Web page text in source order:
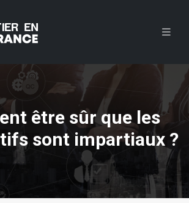
être sûr que les
sont impartiaux ?